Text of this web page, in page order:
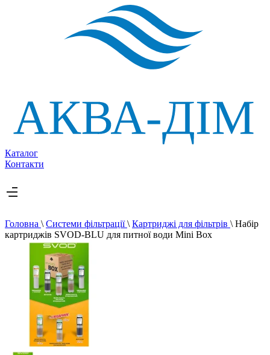
Каталог
Контакти
Головна \ Системи фільтрації\ Картриджі для фільтрів \ Набір
картриджів SVOD-BLU для питної води Mini Box